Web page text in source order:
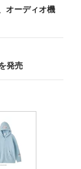
オーディオ機
発売